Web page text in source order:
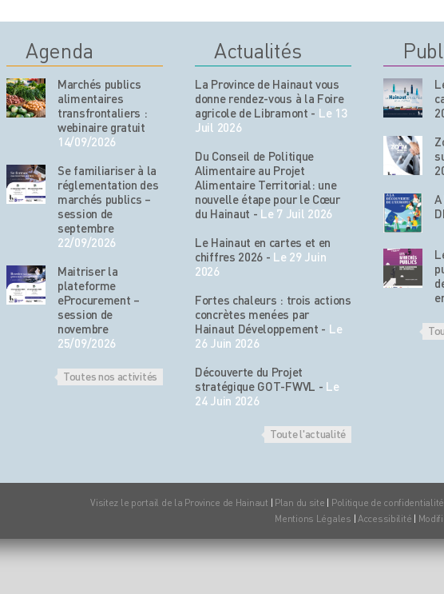
Agenda
Marchés publics
alimentaires
transfrontaliers :
webinaire gratuit
14/09/2026
Se familiariser à la
réglementation des
marchés publics –
session de
septembre
22/09/2026
Maitriser la
plateforme
eProcurement –
session de
novembre
25/09/2026
Toutes nos activités
Actualités
La Province de Hainaut vous
donne rendez-vous à la Foire
agricole de Libramont - Le 13
Juil 2026
Du Conseil de Politique
Alimentaire au Projet
Alimentaire Territorial: une
nouvelle étape pour le Cœur
du Hainaut - Le 7 Juil 2026
Le Hainaut en cartes et en
chiffres 2026 - Le 29 Juin
2026
Fortes chaleurs : trois actions
concrètes menées par
Hainaut Développement - Le
26 Juin 2026
Découverte du Projet
stratégique GOT-FWVL - Le
24 Juin 2026
Toute l'actualité
Visitez le portail de la Province de Hainaut | Plan du site | Politique de confidentialité
Mentions Légales | Accessibilité |